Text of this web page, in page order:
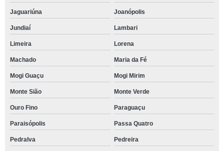
Jaguariúna Joanópolis
Jundiaí Lambari
Limeira Lorena
Machado Maria da Fé
Mogi Guaçu Mogi Mirim
Monte Sião Monte Verde
Ouro Fino Paraguaçu
Paraisópolis Passa Quatro
Pedralva Pedreira